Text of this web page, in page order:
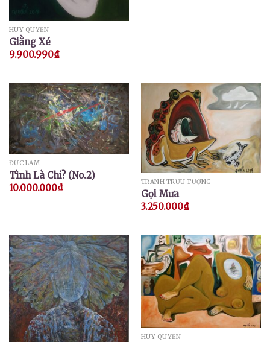
HUY QUYỂN
Giằng Xé
9.900.990₫
ĐỨC LÂM
Tình Là Chi? (No.2)
10.000.000₫
TRANH TRỪU TƯỢNG
Gọi Mưa
3.250.000₫
HUY QUYỂN